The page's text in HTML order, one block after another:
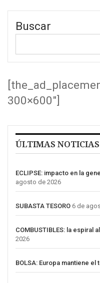
Buscar
300×600″]
ÚLTIMAS NOTICIAS
ECLIPSE: impacto en la
agosto de 2026
SUBASTA TESORO 6 de
COMBUSTIBLES: la espiral
2026
BOLSA: Europa mantiene el